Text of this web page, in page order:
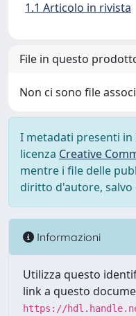
1.1 Articolo in rivista
File in questo
Non ci sono file
I metadati presenti in
licenza Creative
mentre i file delle
diritto d'autore, salvo
Informazioni
Utilizza questo
link a questo
https://